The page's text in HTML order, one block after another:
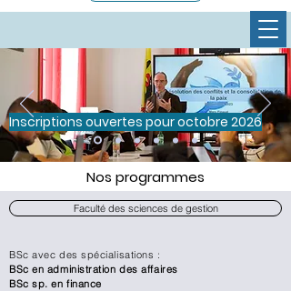
Inscriptions ouvertes pour octobre 2026
Nos programmes
Faculté des sciences de gestion
BSc avec des spécialisations :
BSc en administration des affaires
BSc sp. en finance